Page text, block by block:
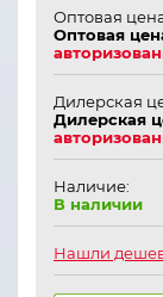
Оптовая
Оптовая
Дилерская
Дилерская
Наличие:
В наличии
Нашли